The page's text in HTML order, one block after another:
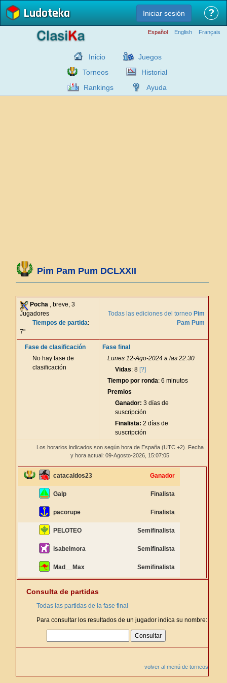
Ludoteka Iniciar sesión ?
Español English Français
Inicio
Juegos
Torneos
Historial
Rankings
Ayuda
Pim Pam Pum DCLXXII
Pocha , breve, 3
Jugadores
Tiempos de partida:
7"
Todas las ediciones del torneo Pim
Pam Pum
Fase de clasificación
No hay fase de
clasificación
Fase final
Lunes 12-Ago-2024 a las 22:30
Vidas: 8 [?]
Tiempo por ronda: 6 minutos
Premios
Ganador: 3 días de
suscripción
Finalista: 2 días de
suscripción
Los horarios indicados son según hora de España (UTC +2). Fecha
y hora actual: 09-Agosto-2026, 15:07:05
catacaldos23 Ganador
Galp Finalista
pacorupe Finalista
PELOTEO Semifinalista
isabelmora Semifinalista
Mad__Max Semifinalista
Consulta de partidas
Todas las partidas de la fase final
Para consultar los resultados de un jugador indica su nombre:
volver al menú de torneos